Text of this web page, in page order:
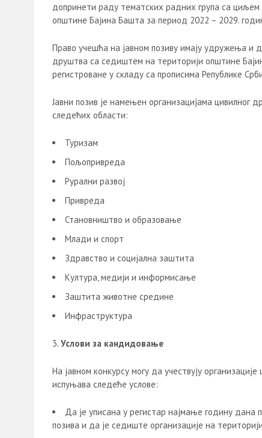
допринети раду тематских радних група са циљем
општине Бајина Башта за период 2022 – 2029.
Право учешћа на јавном позиву имају удружења и
друштва са седиштем на територији општине
регистроване у складу са прописима Републике
Јавни позив је намењен организацијама цивилног
следећих области:
Туризам
Пољопривреда
Рурални развој
Привреда
Становништво и образовање
Млади и спорт
Здравство и социјална заштита
Култура, медији и информисање
Заштита животне средине
Инфраструктура
Услови за кандидовање
На јавном конкурсу могу да учествују
испуњава следеће услове:
Да је уписана у регистар најмање годину дана
позива и да је седиште организације на